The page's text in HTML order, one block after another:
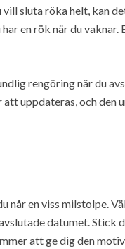
sluta röka helt, kan
en rök när du
rengöring när du
uppdateras, och
når en viss milstolpe.
datumet. Stick
att ge dig den